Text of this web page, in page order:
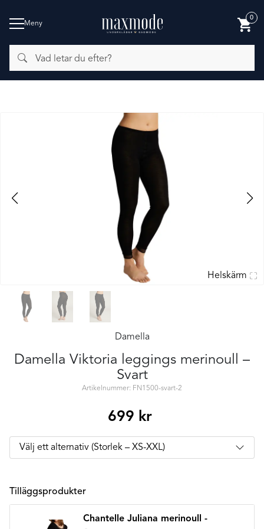
Meny
letar
du
efter?
0
BADMODE
Helskärm
Damella
Damella Viktoria leggings merinoull –
Svart
Artikelnummer: FN1500-svart-2
699 kr
Tilläggsprodukter
Chantelle Juliana merinoull -